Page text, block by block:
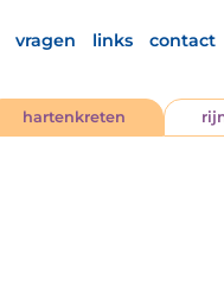
vragen links contact
hartenkreten